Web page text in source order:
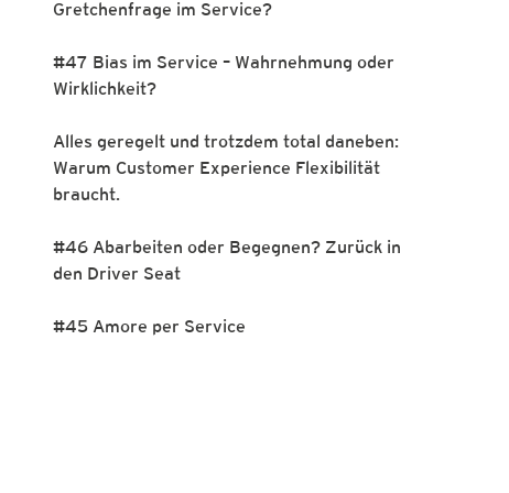
Gretchenfrage im Service?
#47 Bias im Service – Wahrnehmung oder
Wirklichkeit?
Alles geregelt und trotzdem total daneben:
Warum Customer Experience Flexibilität
braucht.
#46 Abarbeiten oder Begegnen? Zurück in
den Driver Seat
#45 Amore per Service